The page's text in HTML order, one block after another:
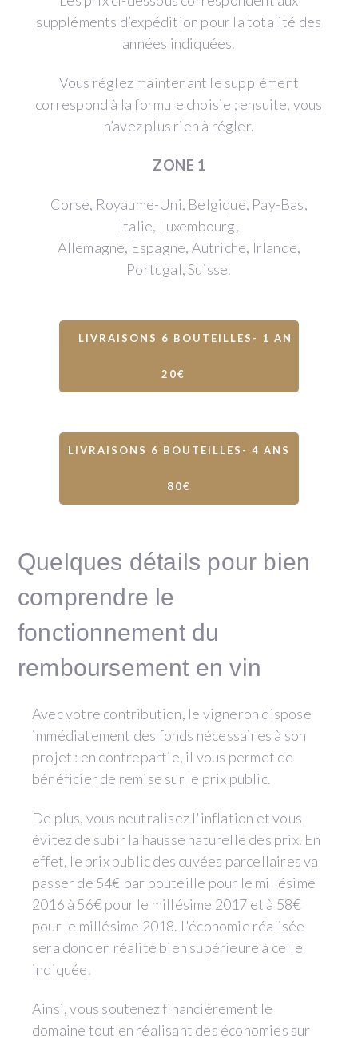
suppléments d’expédition pour la totalité des
années indiquées.
Vous réglez maintenant le supplément
correspond à la formule choisie ; ensuite, vous
n’avez plus rien à régler.
ZONE 1
Corse, Royaume-Uni, Belgique, Pay-Bas,
Italie, Luxembourg,
Allemagne, Espagne, Autriche, Irlande,
Portugal, Suisse.
LIVRAISONS 6 BOUTEILLES- 1 AN
20€
LIVRAISONS 6 BOUTEILLES- 4 ANS
80€
Quelques détails pour bien
comprendre le
fonctionnement du
remboursement en vin
Avec votre contribution, le vigneron dispose
immédiatement des fonds nécessaires à son
projet : en contrepartie, il vous permet de
bénéficier de remise sur le prix public.
De plus, vous neutralisez l'inflation et vous
évitez de subir la hausse naturelle des prix. En
effet, le prix public des cuvées parcellaires va
passer de 54€ par bouteille pour le millésime
2016 à 56€ pour le millésime 2017 et à 58€
pour le millésime 2018. L'économie réalisée
sera donc en réalité bien supérieure à celle
indiquée.
Ainsi, vous soutenez financièrement le
domaine tout en réalisant des économies sur